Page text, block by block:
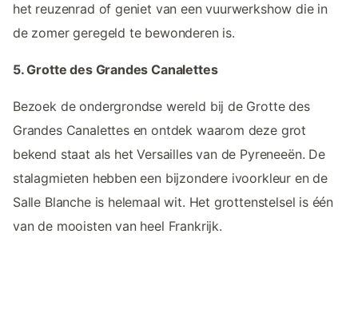
het reuzenrad of geniet van een vuurwerkshow die in
de zomer geregeld te bewonderen is.
5. Grotte des Grandes Canalettes
Bezoek de ondergrondse wereld bij de Grotte des
Grandes Canalettes en ontdek waarom deze grot
bekend staat als het Versailles van de Pyreneeën. De
stalagmieten hebben een bijzondere ivoorkleur en de
Salle Blanche is helemaal wit. Het grottenstelsel is één
van de mooisten van heel Frankrijk.